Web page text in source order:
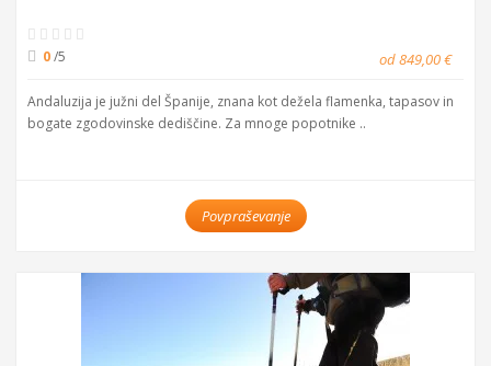
0/5 od 849,00 €
Andaluzija je južni del Španije, znana kot dežela flamenka, tapasov in
bogate zgodovinske dediščine. Za mnoge popotnike ..
Povpraševanje